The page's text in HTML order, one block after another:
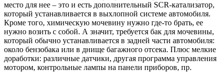
место для нее – это и есть дополнительный SCR-катализатор,
который устанавливается в выхлопной системе автомобиля.
Кроме того, химическую мочевину нужно где-то брать, ее
нужно возить с собой. А значит, требуется бак для мочевины,
который обычно устанавливается в задней части автомобиля:
около бензобака или в днище багажного отсека. Плюс мелкие
доработки: различные датчики, другая программа управления
мотором, контрольные лампы на панели приборов, пр.